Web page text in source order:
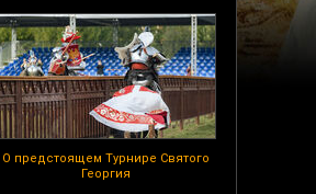
О предстоящем Турнире Святого
Георгия